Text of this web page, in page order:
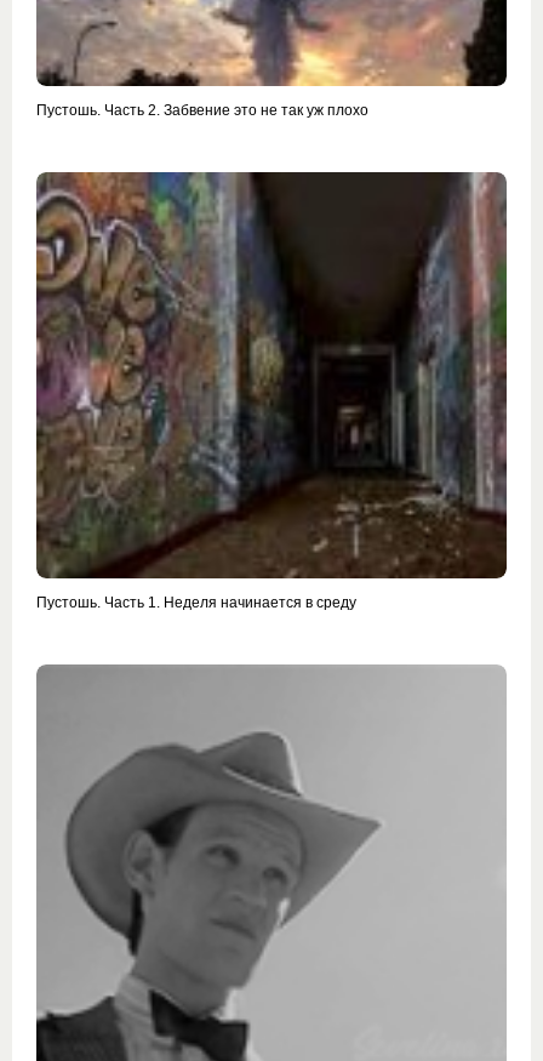
Пустошь. Часть 2. Забвение это не так уж плохо
Пустошь. Часть 1. Неделя начинается в среду